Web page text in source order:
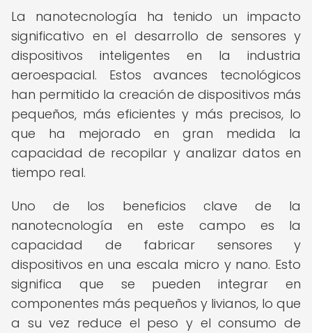
La nanotecnología ha tenido un impacto
significativo en el desarrollo de sensores y
dispositivos inteligentes en la industria
aeroespacial. Estos avances tecnológicos
han permitido la creación de dispositivos más
pequeños, más eficientes y más precisos, lo
que ha mejorado en gran medida la
capacidad de recopilar y analizar datos en
tiempo real.
Uno de los beneficios clave de la
nanotecnología en este campo es la
capacidad de fabricar sensores y
dispositivos en una escala micro y nano. Esto
significa que se pueden integrar en
componentes más pequeños y livianos, lo que
a su vez reduce el peso y el consumo de